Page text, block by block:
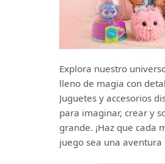
Explora nuestro
lleno de magia con
Juguetes y accesorios
para imaginar, crear y
grande. ¡Haz que cada
juego sea una